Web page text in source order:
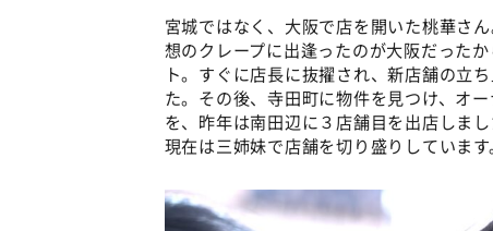
宮城ではなく、大阪で店を開いた桃華さ
想のクレープに出逢ったのが大阪だった
ト。すぐに店長に抜擢され、新店舗の立
た。その後、寺田町に物件を見つけ、オ
を、昨年は南田辺に３店舗目を出店しま
現在は三姉妹で店舗を切り盛りしています